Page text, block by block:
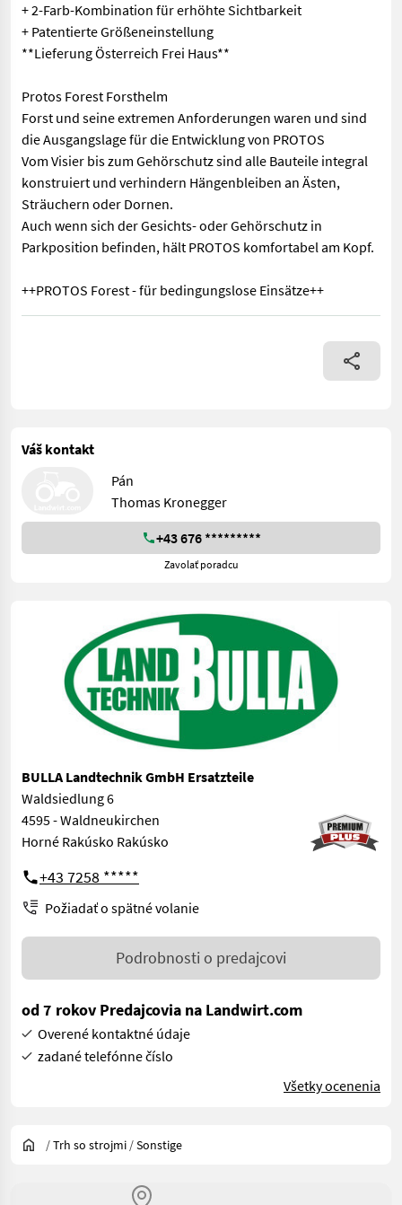
+ 2-Farb-Kombination für erhöhte Sichtbarkeit
+ Patentierte Größeneinstellung
**Lieferung Österreich Frei Haus**
Protos Forest Forsthelm
Forst und seine extremen Anforderungen waren und sind
die Ausgangslage für die Entwicklung von PROTOS
Vom Visier bis zum Gehörschutz sind alle Bauteile integral
konstruiert und verhindern Hängenbleiben an Ästen,
Sträuchern oder Dornen.
Auch wenn sich der Gesichts- oder Gehörschutz in
Parkposition befinden, hält PROTOS komfortabel am Kopf.
++PROTOS Forest - für bedingungslose Einsätze++
Protos Integral Forest EN397 +2026+ + Einzigartiges STEYR
Váš kontakt
Pán
Thomas Kronegger
+43 676 *********
Zavolať poradcu
BULLA Landtechnik GmbH Ersatzteile
Waldsiedlung 6
4595 - Waldneukirchen
Horné Rakúsko Rakúsko
+43 7258 *****
Požiadať o spätné volanie
Podrobnosti o predajcovi
od 7 rokov Predajcovia na Landwirt.com
Overené kontaktné údaje
zadané telefónne číslo
Všetky ocenenia
/Trh so strojmi /Sonstige